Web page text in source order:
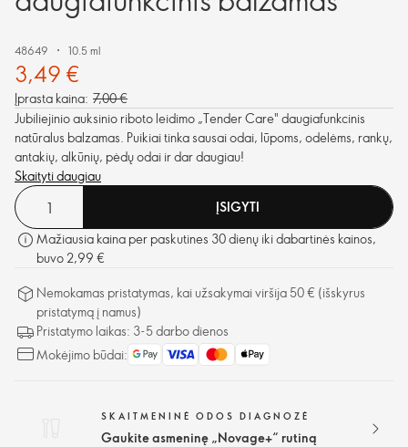
48649 10.5 ml
3,49 €
Įprasta kaina: 7,00 €
Jubiliejinio auksinio riboto leidimo „Tender Care" daugiafunkcinis
natūralus balzamas. Puikiai tinka sausai odai, lūpoms, odelėms, rankų,
antakių, alkūnių, pėdų odai ir dar daugiau!
Skaityti daugiau
ĮSIGYTI
Mažiausia kaina per paskutines 30 dienų iki dabartinės kainos,
buvo 2,99 €
Nemokamas pristatymas, kai užsakymai viršija 50 € (išskyrus
pristatymą į namus)
Pristatymo laikas: 3-5 darbo dienos
Mokėjimo būdai:
SKAITMENINĖ ODOS DIAGNOZĖ
Gaukite asmeninę „Novage+“ rutiną